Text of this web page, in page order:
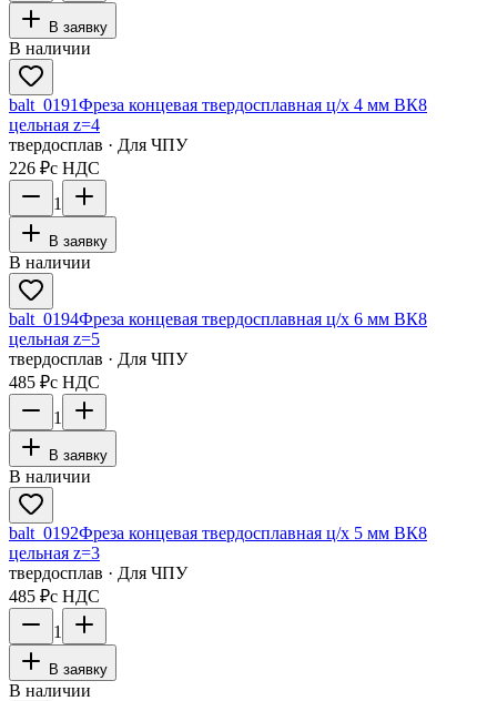
В заявку
В наличии
balt_0191Фреза концевая твердосплавная ц/х 4 мм ВК8
цельная z=4
твердосплав · Для ЧПУ
226 ₽с НДС
1
В заявку
В наличии
balt_0194Фреза концевая твердосплавная ц/х 6 мм ВК8
цельная z=5
твердосплав · Для ЧПУ
485 ₽с НДС
1
В заявку
В наличии
balt_0192Фреза концевая твердосплавная ц/х 5 мм ВК8
цельная z=3
твердосплав · Для ЧПУ
485 ₽с НДС
1
В заявку
В наличии